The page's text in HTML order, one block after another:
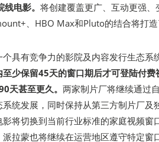
电影。 将创建覆盖更广、互动更强
、HBO Max和Pluto的结合将打造
具有竞争力的影院及内容发行生态系
少保留45天的窗口期后才可登陆付
天甚至更久。 两家制片厂将继续通过
统发展，同时保持从第三方制片厂及
将切换到当前行业标准的家庭视频窗
拉蒙也将继续在运营地区遵守特定窗